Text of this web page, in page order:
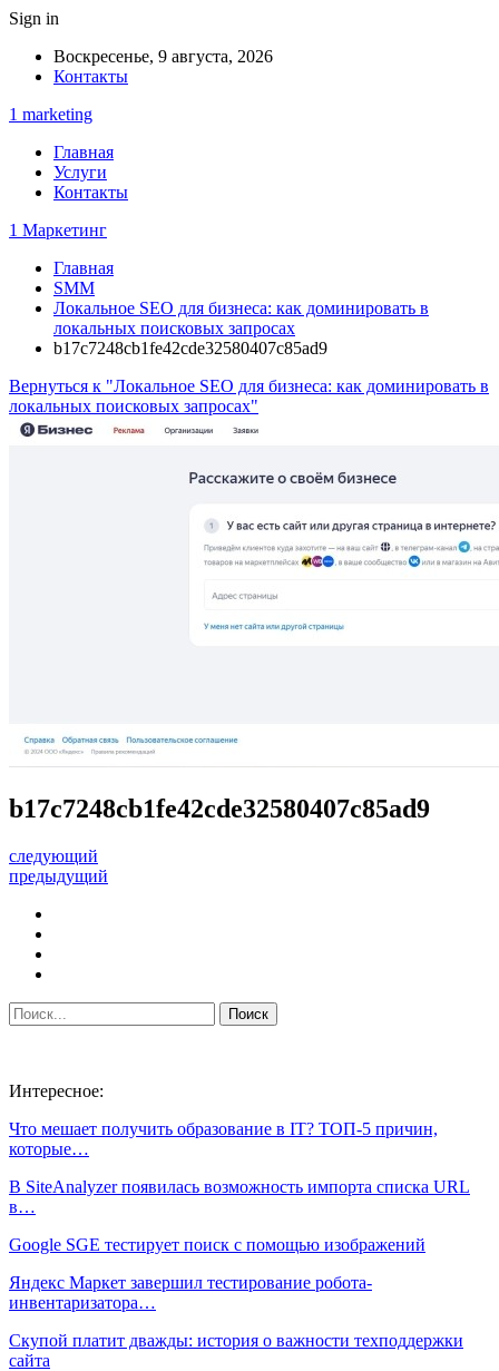
Sign in
Воскресенье, 9 августа, 2026
Контакты
1 marketing
Главная
Услуги
Контакты
1 Маркетинг
Главная
SMM
Локальное SEO для бизнеса: как доминировать в
локальных поисковых запросах
b17c7248cb1fe42cde32580407c85ad9
Вернуться к "Локальное SEO для бизнеса: как доминировать в
локальных поисковых запросах"
b17c7248cb1fe42cde32580407c85ad9
следующий
предыдущий
Интересное:
Что мешает получить образование в IT? ТОП-5 причин,
которые…
В SiteAnalyzer появилась возможность импорта списка URL
в…
Google SGE тестирует поиск с помощью изображений
Яндекс Маркет завершил тестирование робота-
инвентаризатора…
Скупой платит дважды: история о важности техподдержки
сайта